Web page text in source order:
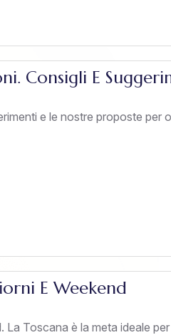
Consigli E
e le nostre proposte per
E Weekend
Toscana è la meta ideale